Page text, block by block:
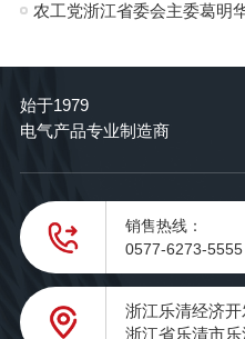
始于1979
电气产品专业制造商
销售热线：
0577-6273-5555
浙江乐清经济
浙江省乐清市